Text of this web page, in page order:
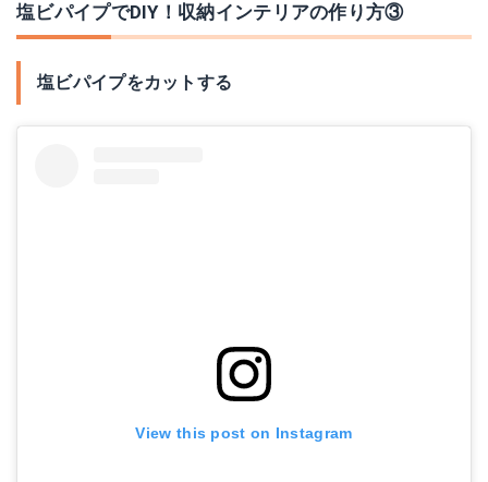
塩ビパイプでDIY！収納インテリアの作り方③
塩ビパイプをカットする
View this post on Instagram